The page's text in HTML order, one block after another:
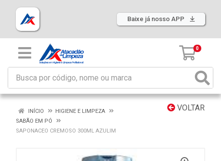
Baixe já nosso APP
0
VOLTAR
INÍCIO
HIGIENE E LIMPEZA
SABÃO EM PÓ
SAPONACEO CREMOSO 300ML AZULIM